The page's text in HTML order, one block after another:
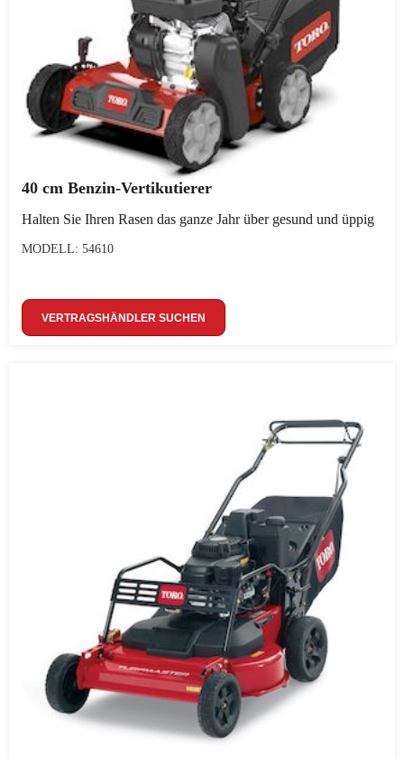
40 cm Benzin-Vertikutierer
Halten Sie Ihren Rasen das ganze Jahr über gesund und üppig
MODELL: 54610
VERTRAGSHÄNDLER SUCHEN